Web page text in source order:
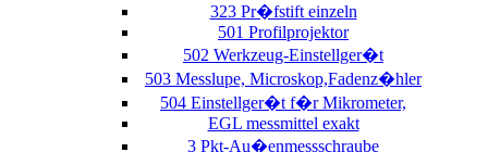
323 Pr�fstift einzeln
501 Profilprojektor
502 Werkzeug-Einstellger�t
503 Messlupe, Microskop,Fadenz�hler
504 Einstellger�t f�r Mikrometer,
EGL messmittel exakt
3 Pkt-Au�enmessschraube